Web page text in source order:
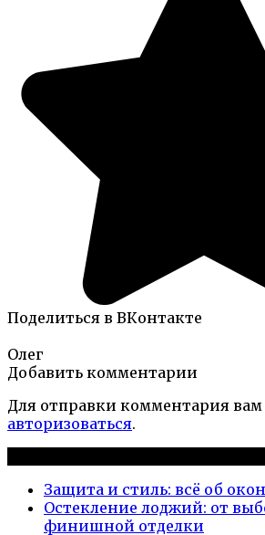
Поделиться в ВКонтакте
Олег
Добавить комментарии
Для отправки комментария
авторизоваться.
Защита и стиль: всё об
Остекление лоджий: от
финишной отделки